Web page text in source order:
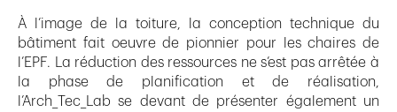
À l’image de la toiture, la conception technique du
bâtiment fait oeuvre de pionnier pour les chaires de
l’EPF. La réduction des ressources ne s’est pas arrêtée à
la phase de planification et de réalisation,
l’Arch_Tec_Lab se devant de présenter également un